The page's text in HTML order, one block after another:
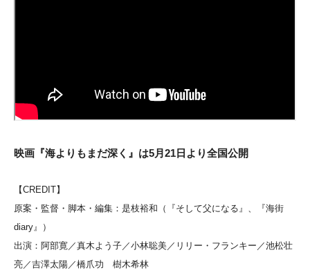
映画『海よりもまだ深く』は5月21日より全国公開
【CREDIT】
原案・監督・脚本・編集：是枝裕和（『そして父になる』、『海街
diary』）
出演：阿部寛／真木よう子／小林聡美／リリー・フランキー／池松壮
亮／吉澤太陽／橋爪功 樹木希林